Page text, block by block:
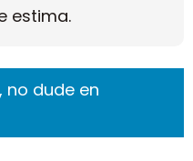
estima.
no dude en